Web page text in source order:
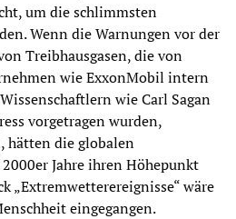
um die schlimmsten
Wenn die Warnungen vor der
Treibhausgasen, die von
wie ExxonMobil intern
wie Carl Sagan
vorgetragen wurden,
hätten die globalen
Jahre ihren Höhepunkt
„Extremwetterereignisse“ wäre
eingegangen.